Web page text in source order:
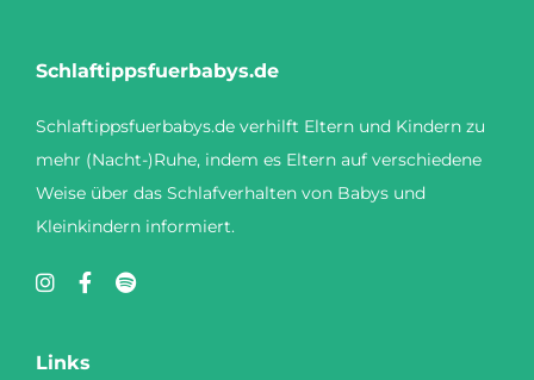
Schlaftippsfuerbabys.de
Schlaftippsfuerbabys.de verhilft Eltern und Kindern zu
mehr (Nacht-)Ruhe, indem es Eltern auf verschiedene
Weise über das Schlafverhalten von Babys und
Kleinkindern informiert.
Links